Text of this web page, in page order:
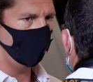
FÓRMULA E